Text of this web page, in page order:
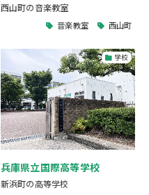
西山町の音楽教室
音楽教室 西山町
学校
兵庫県立国際高等学校
新浜町の高等学校